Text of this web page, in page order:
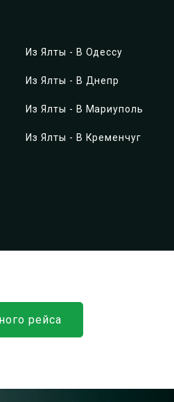
Из Ялты - В Одессу
Из Ялты - В Днепр
Из Ялты - В Мариуполь
Из Ялты - В Кременчуг
рейса